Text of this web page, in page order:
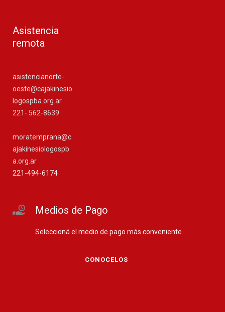
Asistencia
remota
asistencianorte-
oeste@cajakinesio
logospba.org.ar
221- 562-8639
moratemprana@c
ajakinesiologospb
a.org.ar
221-494-6174
Medios de Pago
Seleccioná el medio de pago más conveniente
CONOCELOS